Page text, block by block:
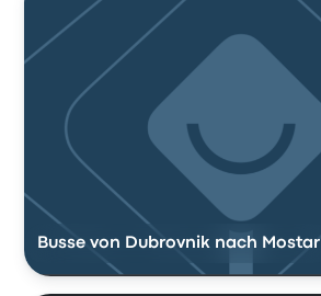
Busse von Dubrovnik nach Mostar